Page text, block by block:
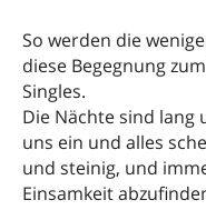
So werden die
diese Begegnung
Singles.
Die Nächte sind
uns ein und alles
und steinig, und
Einsamkeit